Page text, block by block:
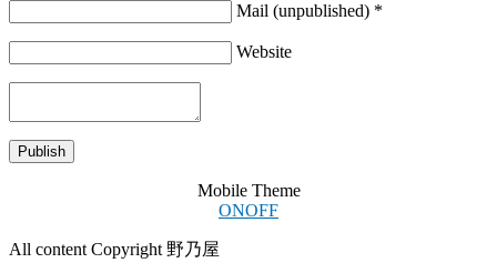
Mail (unpublished) *
Website
Mobile Theme
ONOFF
All content Copyright 野乃屋